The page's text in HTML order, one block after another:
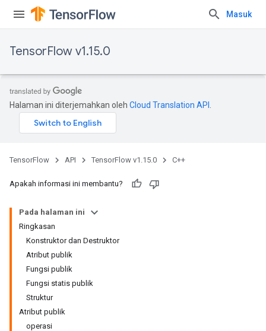
Masuk
TensorFlow v1.15.0
Halaman ini diterjemahkan oleh Cloud Translation API
TensorFlow API TensorFlow v1.15.0 C++
Apakah informasi ini membantu?
Pada halaman ini
Ringkasan
Konstruktor dan Destruktor
Atribut publik
Fungsi publik
Fungsi statis publik
Struktur
Atribut publik
operasi